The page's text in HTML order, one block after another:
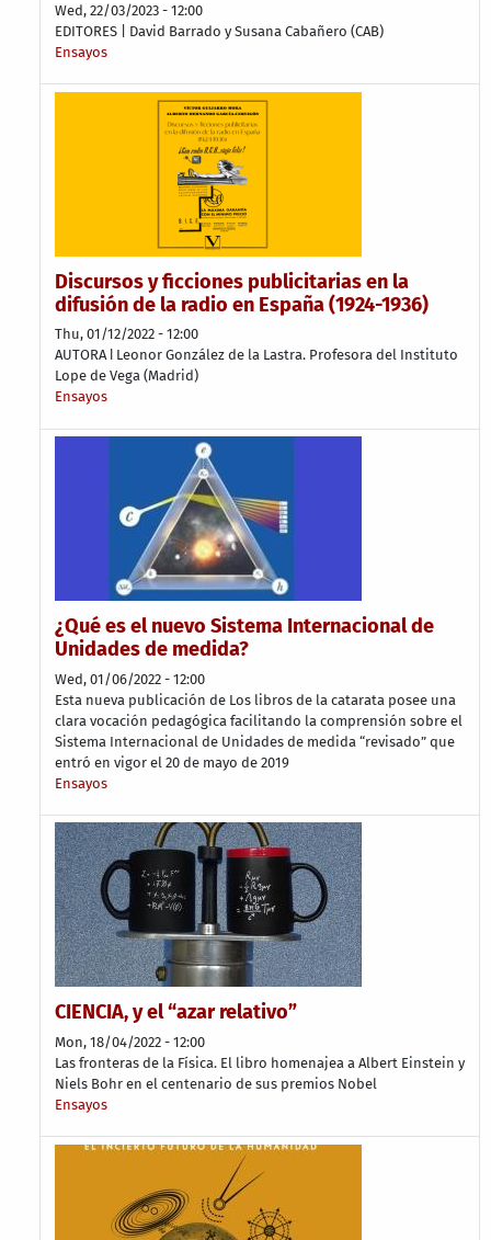
Wed, 22/03/2023 - 12:00
EDITORES | David Barrado y Susana Cabañero (CAB)
Ensayos
Discursos y ficciones publicitarias en la
difusión de la radio en España (1924-1936)
Thu, 01/12/2022 - 12:00
AUTORA ǀ Leonor González de la Lastra. Profesora del Instituto
Lope de Vega (Madrid)
Ensayos
¿Qué es el nuevo Sistema Internacional de
Unidades de medida?
Wed, 01/06/2022 - 12:00
Esta nueva publicación de Los libros de la catarata posee una
clara vocación pedagógica facilitando la comprensión sobre el
Sistema Internacional de Unidades de medida “revisado” que
entró en vigor el 20 de mayo de 2019
Ensayos
CIENCIA, y el “azar relativo”
Mon, 18/04/2022 - 12:00
Las fronteras de la Física. El libro homenajea a Albert Einstein y
Niels Bohr en el centenario de sus premios Nobel
Ensayos